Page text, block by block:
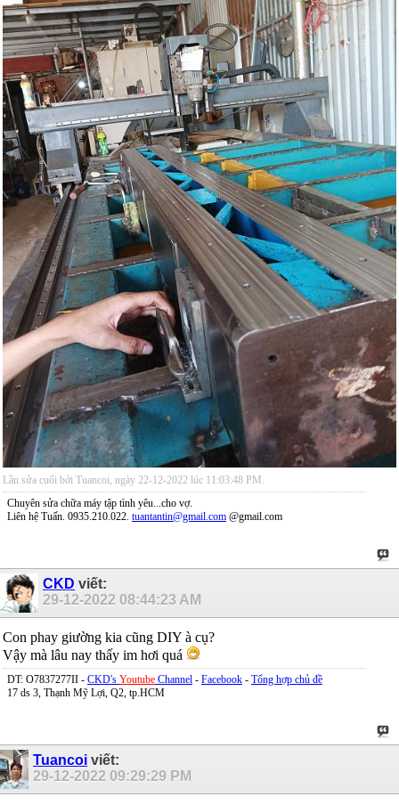
Lần sửa cuối bởi Tuancoi, ngày 22-12-2022 lúc 11:03:48 PM .
Chuyên sửa chữa máy tập tình yêu...cho vợ.
Liên hệ Tuấn. 0935.210.022. tuantantin@gmail.com @gmail.com
CKD viết:
29-12-2022 08:44:23 AM
Con phay giường kia cũng DIY à cụ?
Vậy mà lâu nay thấy im hơi quá
DT: O7837277II - CKD's Youtube Channel - Facebook - Tổng hợp chủ đề
17 ds 3, Thạnh Mỹ Lợi, Q2, tp.HCM
Tuancoi viết:
29-12-2022 09:29:29 PM